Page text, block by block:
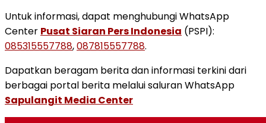
Untuk informasi, dapat menghubungi WhatsApp
Center Pusat Siaran Pers Indonesia (PSPI):
085315557788,087815557788.
Dapatkan beragam berita dan informasi terkini dari
berbagai portal berita melalui saluran WhatsApp
Sapulangit Media Center